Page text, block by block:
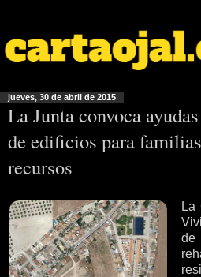
jueves, 30 de abril de 2015
La Junta convoca
de edificios para
recursos
La